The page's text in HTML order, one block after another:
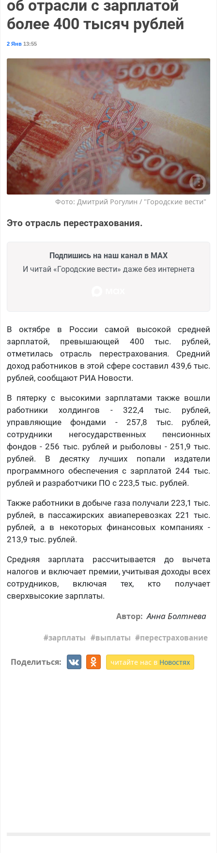
об отрасли с зарплатой
более 400 тысяч рублей
2 Янв13:55
Фото: Дмитрий Рогулин / "Городские вести"
Это отрасль перестрахования.
Подпишись на наш канал в MAX
И читай «Городские вести» даже без интернета
В октябре в России самой высокой средней
зарплатой, превышающей 400 тыс. рублей,
отметилась отрасль перестрахования. Средний
доход работников в этой сфере составил 439,6 тыс.
рублей, сообщают РИА Новости.
В пятерку с высокими зарплатами также вошли
работники холдингов - 322,4 тыс. рублей,
управляющие фондами - 257,8 тыс. рублей,
сотрудники негосударственных пенсионных
фондов - 256 тыс. рублей и рыболовы - 251,9 тыс.
рублей. В десятку лучших попали издатели
программного обеспечения с зарплатой 244 тыс.
рублей и разработчики ПО с 223,5 тыс. рублей.
Также работники в добыче газа получали 223,1 тыс.
рублей, в пассажирских авиаперевозках 221 тыс.
рублей, а в некоторых финансовых компаниях -
213,9 тыс. рублей.
Средняя зарплата рассчитывается до вычета
налогов и включает премии, учитывая доходы всех
сотрудников, включая тех, кто получает
сверхвысокие зарплаты.
Автор: Анна Болтнева
зарплаты выплаты перестрахование
Поделиться: читайте нас в Новостях